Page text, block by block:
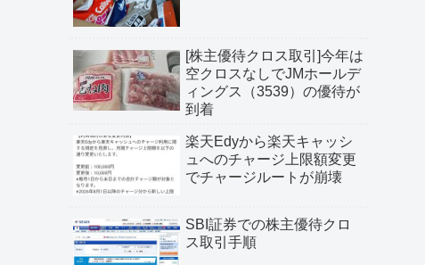
[株主優待クロス取引]今年は
空クロスなしでJMホールデ
ィングス（3539）の優待が
到着
楽天Edyから楽天キャッシ
ュへのチャージ上限額変更
でチャージルートが崩壊
SBI証券での株主優待クロ
ス取引手順